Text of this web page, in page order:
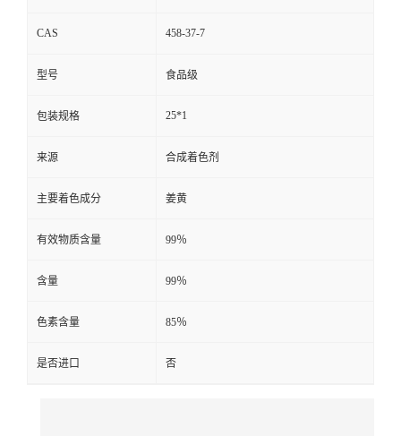
CAS 458-37-7
型号 食品级
包装规格 25*1
来源 合成着色剂
主要着色成分 姜黄
有效物质含量 99％
含量 99％
色素含量 85％
是否进口 否